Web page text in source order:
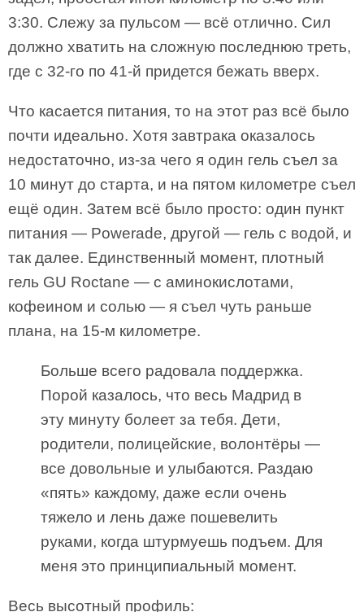
3:30. Слежу за пульсом — всё отлично. Сил
должно хватить на сложную последнюю треть,
где с 32-го по 41-й придется бежать вверх.
Что касается питания, то на этот раз всё было
почти идеально. Хотя завтрака оказалось
недостаточно, из-за чего я один гель съел за
10 минут до старта, и на пятом километре съел
ещё один. Затем всё было просто: один пункт
питания — Powerade, другой — гель с водой, и
так далее. Единственный момент, плотный
гель GU Roctane — с аминокислотами,
кофеином и солью — я съел чуть раньше
плана, на 15-м километре.
Больше всего радовала поддержка.
Порой казалось, что весь Мадрид в
эту минуту болеет за тебя. Дети,
родители, полицейские, волонтёры —
все довольные и улыбаются. Раздаю
«пять» каждому, даже если очень
тяжело и лень даже пошевелить
руками, когда штурмуешь подъем. Для
меня это принципиальный момент.
Весь высотный профиль: